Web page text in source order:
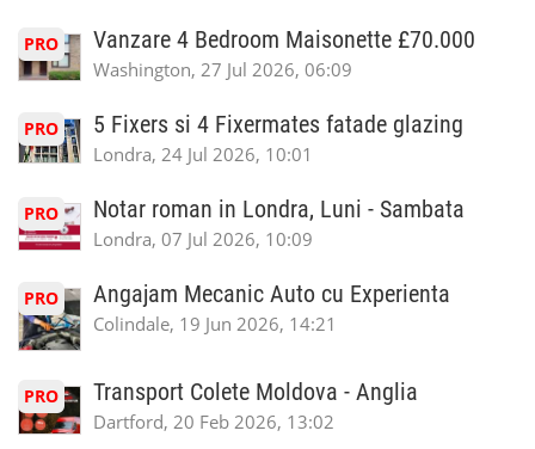
PRO Vanzare 4 Bedroom Maisonette £70.000
Washington, 27 Jul 2026, 06:09
PRO 5 Fixers si 4 Fixermates fatade glazing
Londra, 24 Jul 2026, 10:01
PRO Notar roman in Londra, Luni - Sambata
Londra, 07 Jul 2026, 10:09
PRO Angajam Mecanic Auto cu Experienta
Colindale, 19 Jun 2026, 14:21
PRO Transport Colete Moldova - Anglia
Dartford, 20 Feb 2026, 13:02